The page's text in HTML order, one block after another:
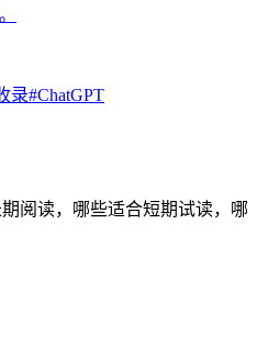
录#ChatGPT
阅读，哪些适合短期试读，哪